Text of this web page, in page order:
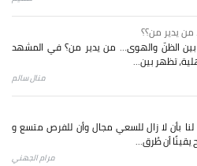
يدير من؟؟
بين الظنّ والهوى… من يدير من؟ في المشهد
تظهر بين...
منال سالم
بأن لا زال للسعي مجال وأن للفرص متسع و
يقينًا أن طُرق...
مرام الجهني